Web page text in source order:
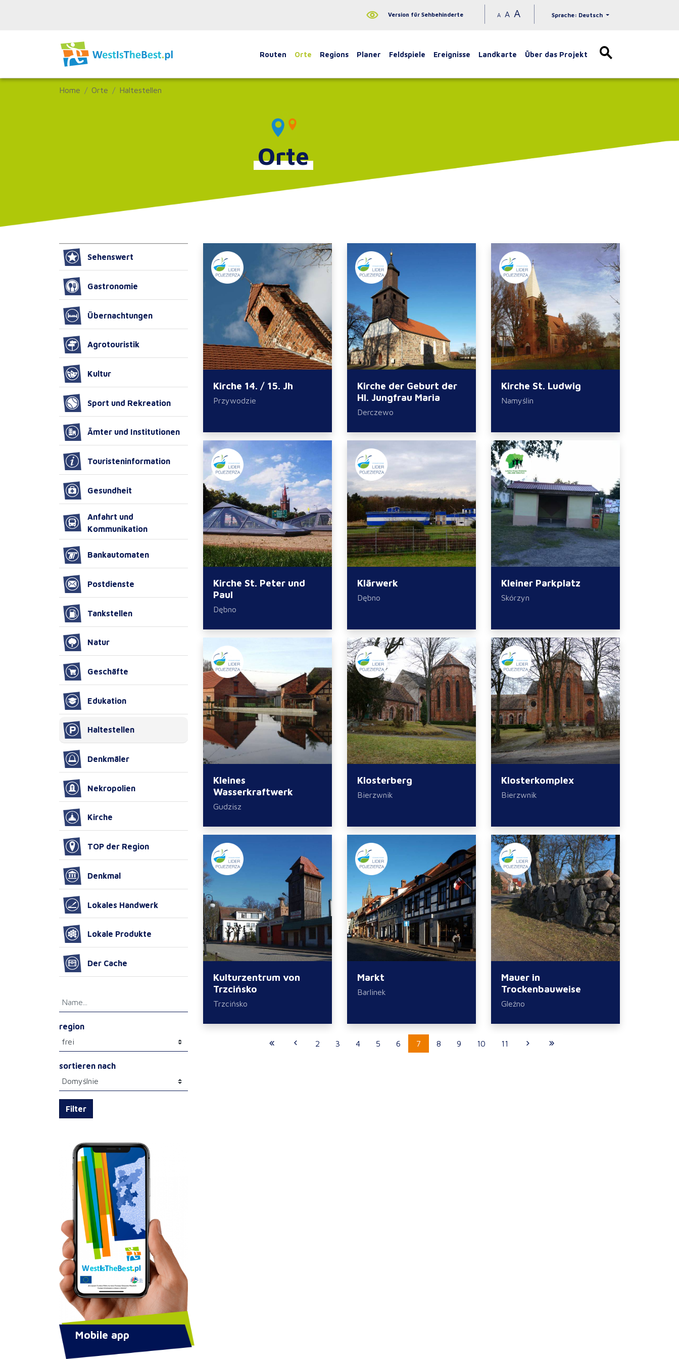
Version für Sehbehinderte A A A Sprache: Deutsch
Routen Orte Regions Planer Feldspiele Ereignisse Landkarte Über das Projekt
Home Orte Haltestellen
Orte
Kirche 14. / 15. Jh
Przywodzie
Kirche der Geburt der
Hl. Jungfrau Maria
Derczewo
Kirche St. Ludwig
Namyślin
Kirche St. Peter und
Paul
Dębno
Klärwerk
Dębno
Kleiner Parkplatz
Skórzyn
Kleines
Wasserkraftwerk
Gudzisz
Klosterberg
Bierzwnik
Klosterkomplex
Bierzwnik
Kulturzentrum von
Trzcińsko
Trzcińsko
Markt
Barlinek
Mauer in
Trockenbauweise
Gleźno
2 3 4 5 6 7 8 9 10 11
Sehenswert
Gastronomie
Übernachtungen
Agrotouristik
Kultur
Sport und Rekreation
Ämter und Institutionen
Touristeninformation
Gesundheit
Anfahrt und
Kommunikation
Bankautomaten
Postdienste
Tankstellen
Natur
Geschäfte
Edukation
Haltestellen
Denkmäler
Nekropolien
Kirche
TOP der Region
Denkmal
Lokales Handwerk
Lokale Produkte
Der Cache
region
sortieren nach
Filter
Mobile app